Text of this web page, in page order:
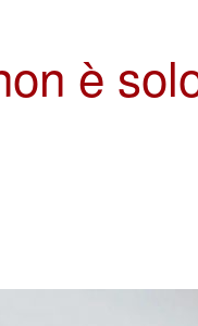
è